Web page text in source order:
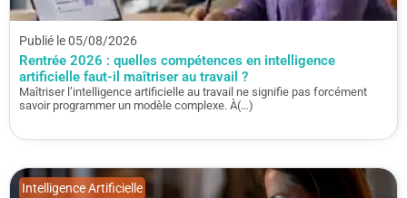
Publié le 05/08/2026
Rentrée 2026 : quelles compétences en intelligence
artificielle faut-il maîtriser au travail ?
Maîtriser l’intelligence artificielle au travail ne signifie pas forcément
savoir programmer un modèle complexe. À(…)
Intelligence Artificielle